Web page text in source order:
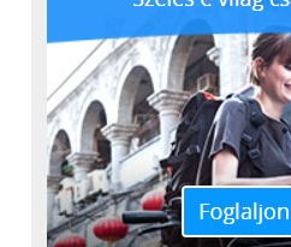
a kameráról az
dönthető, mégpedig két
fejünk fölé tartjuk a
(45 fokban), ha pedig
szeretnénk fotózni,
fokban), mi is történik. A
rendelkezik, felbontása
(WVGA).